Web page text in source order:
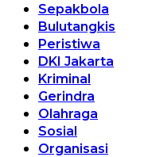
Sepakbola
Bulutangkis
Peristiwa
DKI Jakarta
Kriminal
Gerindra
Olahraga
Sosial
Organisasi